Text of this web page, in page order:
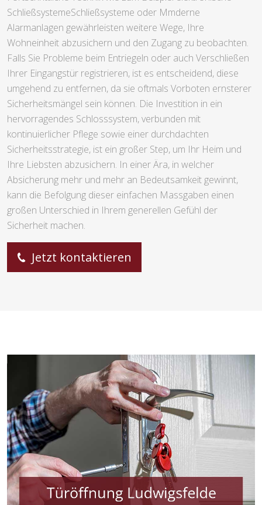
SchließsystemeSchließsysteme oder Mmderne
Alarmanlagen gewährleisten weitere Wege, Ihre
Wohneinheit abzusichern und den Zugang zu beobachten.
Falls Sie Probleme beim Entriegeln oder auch Verschließen
Ihrer Eingangstür registrieren, ist es entscheidend, diese
umgehend zu entfernen, da sie oftmals Vorboten ernsterer
Sicherheitsmängel sein können. Die Investition in ein
hervorragendes Schlosssystem, verbunden mit
kontinuierlicher Pflege sowie einer durchdachten
Sicherheitsstrategie, ist ein großer Step, um Ihr Heim und
Ihre Liebsten abzusichern. In einer Ära, in welcher
Absicherung mehr und mehr an Bedeutsamkeit gewinnt,
kann die Befolgung dieser einfachen Massgaben einen
großen Unterschied in Ihrem generellen Gefühl der
Sicherheit machen.
Jetzt kontaktieren